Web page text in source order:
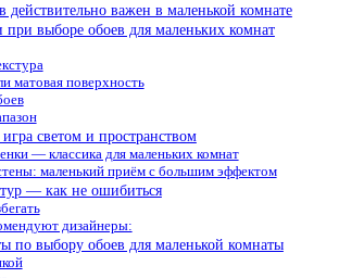
действительно важен в маленькой комнате
выборе обоев для маленьких комнат
матовая поверхность
светом и пространством
— классика для маленьких комнат
маленький приём с большим эффектом
— как не ошибиться
дизайнеры:
по выбору обоев для маленькой комнаты